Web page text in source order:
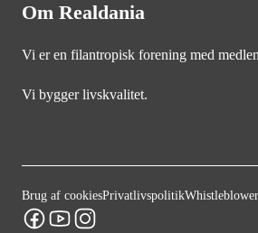
Om Realdania
Vi er en filantropisk forening med
Vi bygger livskvalitet.
Brug af cookiesPrivatlivspolitik